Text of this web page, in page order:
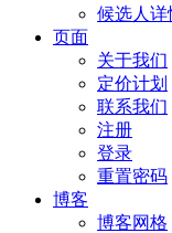
候选人详
页面
关于我们
定价计划
联系我们
注册
登录
重置密码
博客
博客网格